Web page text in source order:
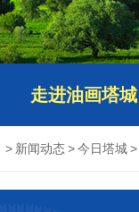
走进油画塔城
> 新闻动态>今日塔城>